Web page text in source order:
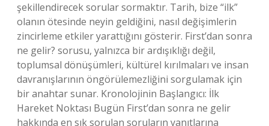
şekillendirecek sorular sormaktır. Tarih, bize “ilk”
olanın ötesinde neyin geldiğini, nasıl değişimlerin
zincirleme etkiler yarattığını gösterir. First’dan sonra
ne gelir? sorusu, yalnızca bir ardışıklığı değil,
toplumsal dönüşümleri, kültürel kırılmaları ve insan
davranışlarının öngörülemezliğini sorgulamak için
bir anahtar sunar. Kronolojinin Başlangıcı: İlk
Hareket Noktası Bugün First’dan sonra ne gelir
hakkında en sık sorulan soruların yanıtlarına